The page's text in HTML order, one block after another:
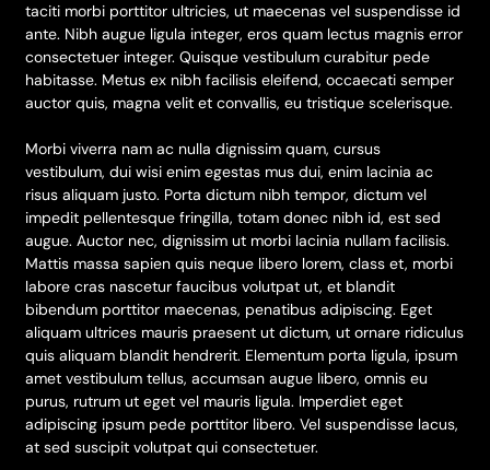
taciti morbi porttitor ultricies, ut maecenas vel suspendisse id
ante. Nibh augue ligula integer, eros quam lectus magnis error
consectetuer integer. Quisque vestibulum curabitur pede
habitasse. Metus ex nibh facilisis eleifend, occaecati semper
auctor quis, magna velit et convallis, eu tristique scelerisque.
Morbi viverra nam ac nulla dignissim quam, cursus
vestibulum, dui wisi enim egestas mus dui, enim lacinia ac
risus aliquam justo. Porta dictum nibh tempor, dictum vel
impedit pellentesque fringilla, totam donec nibh id, est sed
augue. Auctor nec, dignissim ut morbi lacinia nullam facilisis.
Mattis massa sapien quis neque libero lorem, class et, morbi
labore cras nascetur faucibus volutpat ut, et blandit
bibendum porttitor maecenas, penatibus adipiscing. Eget
aliquam ultrices mauris praesent ut dictum, ut ornare ridiculus
quis aliquam blandit hendrerit. Elementum porta ligula, ipsum
amet vestibulum tellus, accumsan augue libero, omnis eu
purus, rutrum ut eget vel mauris ligula. Imperdiet eget
adipiscing ipsum pede porttitor libero. Vel suspendisse lacus,
at sed suscipit volutpat qui consectetuer.